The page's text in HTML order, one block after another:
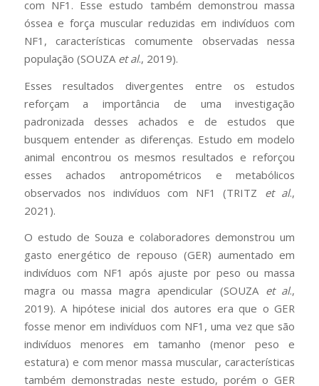
com NF1. Esse estudo também demonstrou massa
óssea e força muscular reduzidas em indivíduos com
NF1, características comumente observadas nessa
população (SOUZA et al., 2019).
Esses resultados divergentes entre os estudos
reforçam a importância de uma investigação
padronizada desses achados e de estudos que
busquem entender as diferenças. Estudo em modelo
animal encontrou os mesmos resultados e reforçou
esses achados antropométricos e metabólicos
observados nos indivíduos com NF1 (TRITZ et al.,
2021).
O estudo de Souza e colaboradores demonstrou um
gasto energético de repouso (GER) aumentado em
indivíduos com NF1 após ajuste por peso ou massa
magra ou massa magra apendicular (SOUZA et al.,
2019). A hipótese inicial dos autores era que o GER
fosse menor em indivíduos com NF1, uma vez que são
indivíduos menores em tamanho (menor peso e
estatura) e com menor massa muscular, características
também demonstradas neste estudo, porém o GER